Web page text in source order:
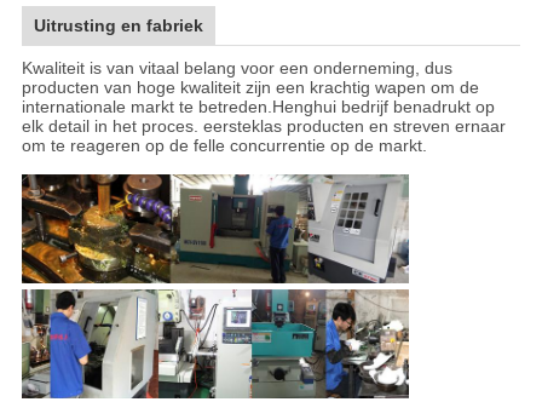
Uitrusting en fabriek
Kwaliteit is van vitaal belang voor een onderneming, dus
producten van hoge kwaliteit zijn een krachtig wapen om de
internationale markt te betreden.Henghui bedrijf benadrukt op
elk detail in het proces. eersteklas producten en streven ernaar
om te reageren op de felle concurrentie op de markt.